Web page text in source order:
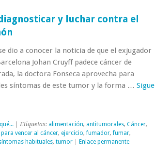
y luchar contra el
dio a conocer la noticia de que el exjugador
Johan Cruyff padece cáncer de
la doctora Fonseca aprovecha para
síntomas de este tumor y la forma … Sigue
| Etiquetas: alimentación, antitumorales, Cáncer,
vencer al cáncer, ejercicio,fumador,fumar,
habituales, tumor| Enlace permanente